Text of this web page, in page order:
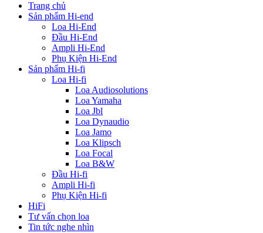
Trang chủ
Sản phẩm Hi-end
Loa Hi-End
Đầu Hi-End
Ampli Hi-End
Phụ Kiện Hi-End
Sản phẩm Hi-fi
Loa Hi-fi
Loa Audiosolutions
Loa Yamaha
Loa Jbl
Loa Dynaudio
Loa Jamo
Loa Klipsch
Loa Focal
Loa B&W
Đầu Hi-fi
Ampli Hi-fi
Phụ Kiện Hi-fi
HiFi
Tư vấn chọn loa
Tin tức nghe nhìn